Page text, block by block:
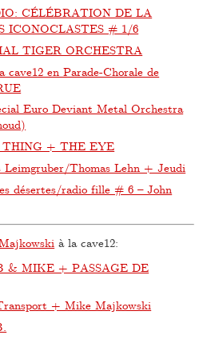
CÉLÉBRATION DE LA
ICONOCLASTES # 1/6
TIGER ORCHESTRA
cave12 en Parade-Chorale de
Euro Deviant Metal Orchestra
+ THE EYE
Leimgruber/Thomas Lehn + Jeudi
désertes/radio fille # 6 – John
à la cave12:
& MIKE + PASSAGE DE
+ Mike Majkowski